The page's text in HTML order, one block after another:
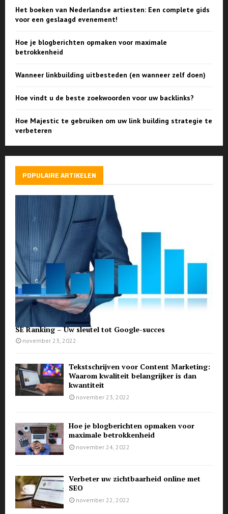
Het boeken van Nederlandse artiesten: Een complete gids
voor een geslaagd evenement!
Hoe je blogberichten opmaken voor maximale
betrokkenheid
Wanneer linkbuilding uitbesteden (en wanneer zelf doen)
Hoe vindt u de beste zoekwoorden voor uw backlinks?
Hoe Majestic te gebruiken om uw link building strategie te
verbeteren
POPULAIRE ARTIKELEN
SE Ranking – Uw sleutel tot Google-succes
november 23, 2022
Tekstschrijven voor Content Marketing:
Waarom kwaliteit belangrijker is dan
kwantiteit
november 23, 2022
Hoe je blogberichten opmaken voor
maximale betrokkenheid
november 24, 2022
Verbeter uw zichtbaarheid online met
SEO
november 22, 2022